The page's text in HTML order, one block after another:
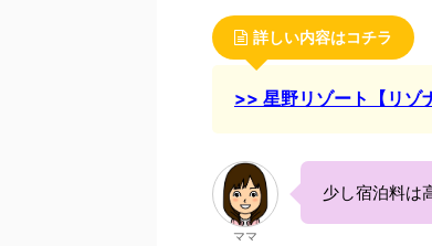
詳しい内容はコチラ
>> 星野リゾート【リゾ
ママ
少し宿泊料は